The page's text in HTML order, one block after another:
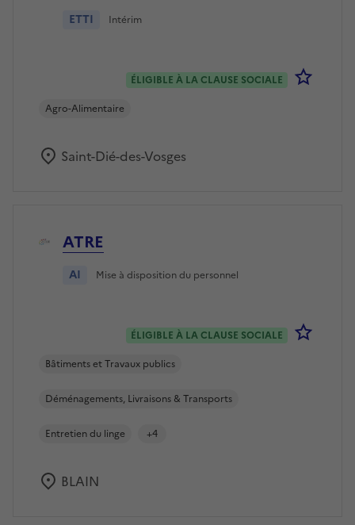
ETTI Intérim
ÉLIGIBLE À LA CLAUSE SOCIALE
Agro-Alimentaire
Saint-Dié-des-Vosges
ATRE
AI Mise à disposition du personnel
ÉLIGIBLE À LA CLAUSE SOCIALE
Bâtiments et Travaux publics
Déménagements, Livraisons & Transports
Entretien du linge +4
BLAIN